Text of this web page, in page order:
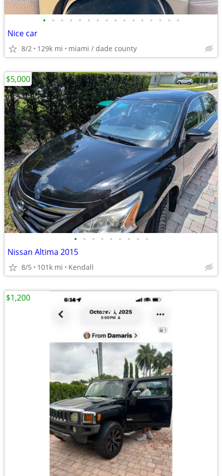
• • • • • • • • • • • • • • • •
Nice car
8/2 129k mi miami / dade county
• • • • • • • • •
Nissan Altima 2015
8/5 101k mi Kendall
$5,000
$1,200